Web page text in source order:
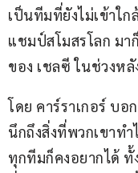
เป็นทีมที่ยังไม่เข้าใ
แชมป์สโมสรโลก มา
ของ เชลซี ในช่วงห
โดย คาร์ราเกอร์ บอ
นึกถึงสิ่งที่พวกเขาท
ทุกทีมก็คงอยากได้ ทั้